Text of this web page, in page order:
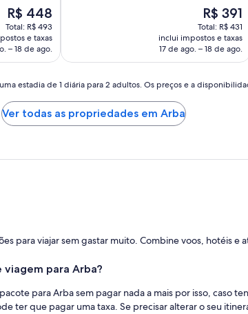
O
preço
é
de
R$ 448
R$ 448
Total: R$ 493
e taxas
– 18 de ago.
O
preço
é
de
R$ 391
R$ 391
Total: R$ 431
inclui impostos e taxas
17 de ago. – 18 de ago.
estadia de 1 diária para 2 adultos. Os preços e a
Ver todas as propriedades em Arba
para viajar sem gastar muito. Combine voos, hotéis e
viagem para Arba?
para Arba sem pagar nada a mais por isso, caso
ter que pagar uma taxa. Se precisar alterar o seu